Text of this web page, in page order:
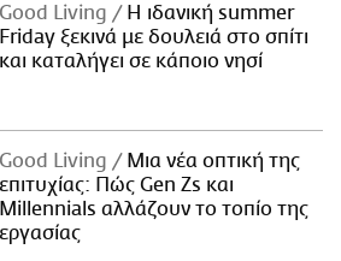
Good Living
Η ιδανική summer
Friday ξεκινά με δουλειά στο σπίτι
και καταλήγει σε κάποιο νησί
Good Living
Μια νέα οπτική της
επιτυχίας: Πώς Gen Zs και
Millennials αλλάζουν το τοπίο της
εργασίας